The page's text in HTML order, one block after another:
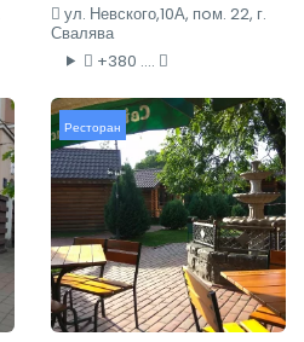
ул. Невского,10А, пoм. 22, г.
Свалява
+380 ....
Ресторан